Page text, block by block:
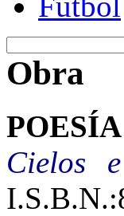
Obra
POESÍA
Cielos